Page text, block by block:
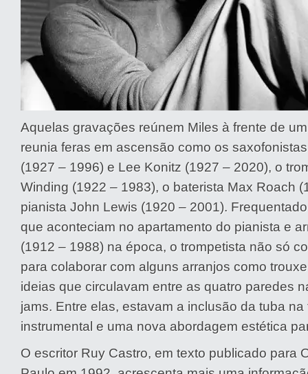
Aquelas gravações reúnem Miles à frente de
reunia feras em ascensão como os
(1927 – 1996) e Lee Konitz (1927 – 2020), o
Winding (1922 – 1983), o baterista Max Roach
pianista John Lewis (1920 – 2001).
que aconteciam no apartamento do pianista e
(1912 – 1988) na época, o trompetista não só
para colaborar com alguns arranjos como
ideias que circulavam entre as quatro paredes
jams. Entre elas, estavam a inclusão da tuba na
instrumental e uma nova abordagem estética
O escritor Ruy Castro, em texto publicado para